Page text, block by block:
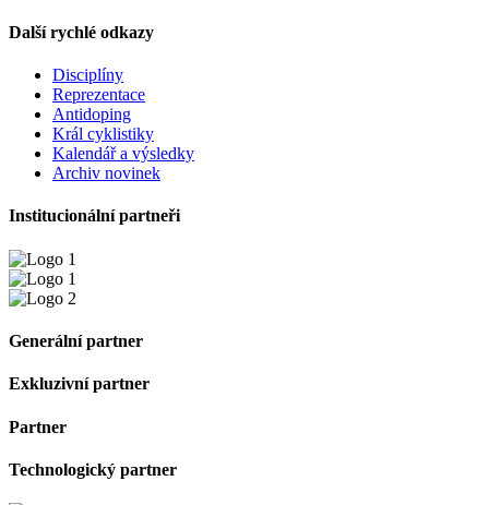
Další rychlé odkazy
Disciplíny
Reprezentace
Antidoping
Král cyklistiky
Kalendář a výsledky
Archiv novinek
Institucionální partneři
Generální partner
Exkluzivní partner
Partner
Technologický partner